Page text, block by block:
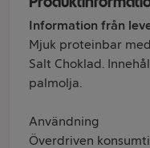
Information från
Mjuk proteinbar
Salt Choklad.
palmolja.
Användning
Överdriven